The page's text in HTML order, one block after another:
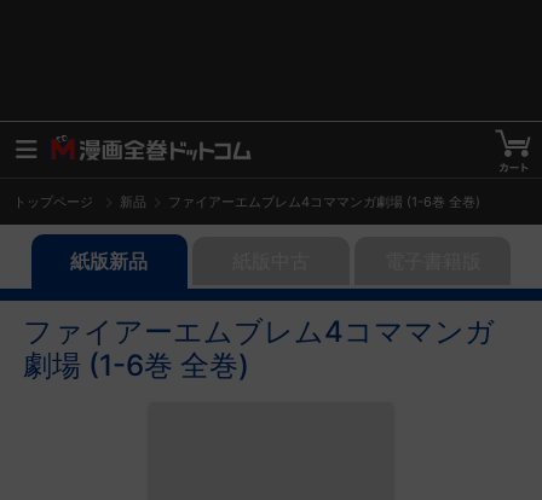
トップページ 新品 ファイアーエムブレム4コママンガ劇場 (1-6巻 全巻)
紙版新品
ファイアーエムブレム4コママンガ
劇場 (1-6巻 全巻)